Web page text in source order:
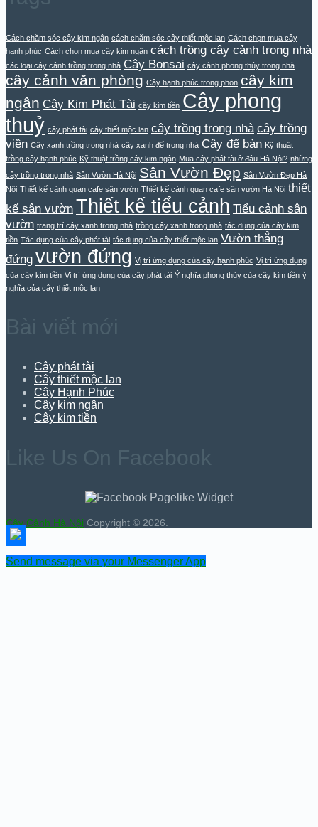
Cách chăm sóc cây kim ngân cách chăm sóc cây thiết mộc lan Cách chọn mua cây
hạnh phúc Cách chọn mua cây kim ngân cách trồng cây cảnh trong nhà
các loại cây cảnh trồng trong nhà Cây Bonsai cây cảnh phong thủy trong nhà
cây cảnh văn phòng Cây hạnh phúc trong phon cây kim
ngân Cây Kim Phát Tài cây kim tiền Cây phong
thuỷ cây phát tài cây thiết mộc lan cây trồng trong nhà cây trồng
viền Cây xanh trồng trong nhà cây xanh để trong nhà Cây để bàn Kỹ thuật
trồng cây hạnh phúc Kỹ thuật trồng cây kim ngân Mua cây phát tài ở đâu Hà Nội? những
cây trồng trong nhà Sân Vườn Hà Nội Sân Vườn Đẹp Sân Vườn Đẹp Hà
Nội Thiết kế cảnh quan cafe sân vườn Thiết kế cảnh quan cafe sân vườn Hà Nội thiết
kế sân vườn Thiết kế tiểu cảnh Tiểu cảnh sân
vườn trang trí cây xanh trong nhà trồng cây xanh trong nhà tác dụng của cây kim
tiền Tác dụng của cây phát tài tác dụng của cây thiết mộc lan Vườn thẳng
đứng vườn đứng Vị trí ứng dụng của cây hạnh phúc Vị trí ứng dụng
của cây kim tiền Vị trí ứng dụng của cây phát tài Ý nghĩa phong thủy của cây kim tiền ý
nghĩa của cây thiết mộc lan
Bài viết mới
Cây phát tài
Cây thiết mộc lan
Cây Hạnh Phúc
Cây kim ngân
Cây kim tiền
Like Us On Facebook
Cây Cảnh Hà Nội Copyright © 2026.
Send message via your Messenger App